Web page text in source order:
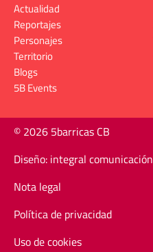
Actualidad
Reportajes
Personajes
Territorio
Blogs
5B Events
© 2026 5barricas CB
Diseño: integral comunicación
Nota legal
Política de privacidad
Uso de cookies